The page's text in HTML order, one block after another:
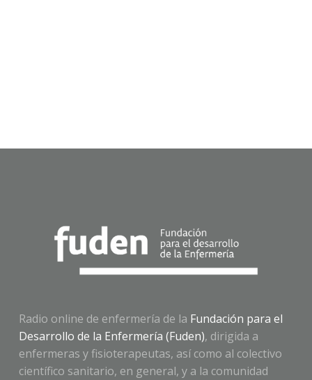
Radio online de enfermería de la Fundación para el
Desarrollo de la Enfermería (Fuden), dirigida a
enfermeras y fisioterapeutas, así como al colectivo
científico sanitario, en general, y a la comunidad